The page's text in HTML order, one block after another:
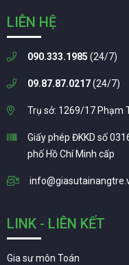
LIÊN HỆ
090.333.1985 (24/7)
09.87.87.0217(24/7)
Trụ sở: 1269/17 Phạm
Giấy phép ĐKKD số
phố Hồ Chí Minh cấp
LINK - LIÊN KẾT
Gia sư môn Toán